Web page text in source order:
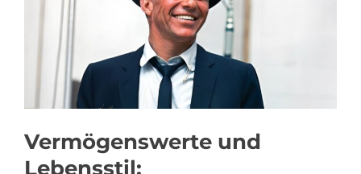
Vermögenswerte und
Lebensstil: